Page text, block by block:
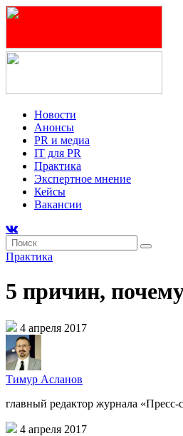
Новости
Анонсы
PR и медиа
IT для PR
Практика
Экспертное мнение
Кейсы
Вакансии
Практика
5 причин,
4 апреля 2017
Тимур Асланов
главный редактор журнала «Пресс-
4 апреля 2017